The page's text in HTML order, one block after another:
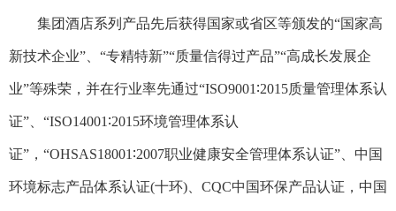
集团酒店系列产品先后获得国家或省区等颁发的“国家高
新技术企业”、“专精特新”“质量信得过产品”“高成长发展企
业”等殊荣，并在行业率先通过“ISO9001∶2015质量管理体系认
证”、“ISO14001∶2015环境管理体系认
证”，“OHSAS18001∶2007职业健康安全管理体系认证”、中国
环境标志产品体系认证(十环)、CQC中国环保产品认证，中国